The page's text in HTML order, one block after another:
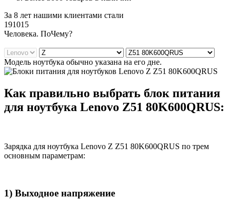
За 8 лет нашими клиентами стали
191015
Человека. ПоЧему?
Модель ноутбука обычно указана на его дне.
Как правильно выбрать блок питания
для ноутбука Lenovo Z51 80K600QRUS:
Зарядка для ноутбука Lenovo Z Z51 80K600QRUS по трем
основным параметрам:
1) Выходное напряжение